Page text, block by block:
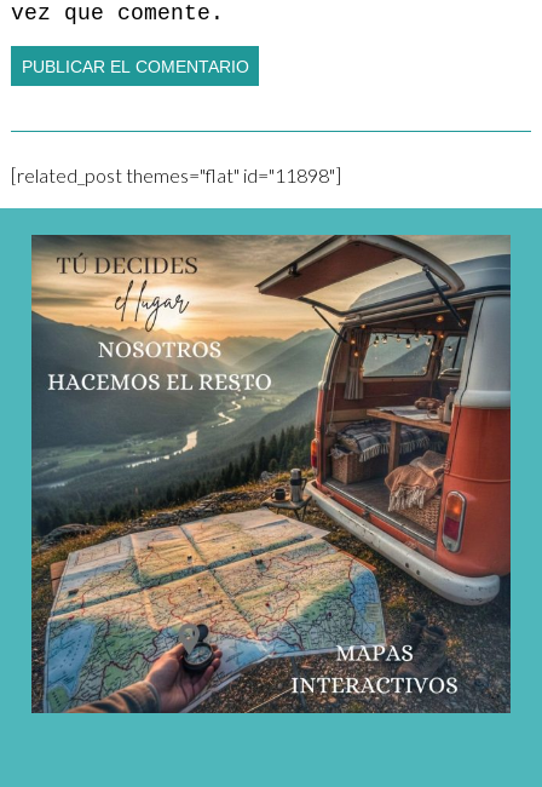
vez que comente.
[related_post themes="flat" id="11898"]